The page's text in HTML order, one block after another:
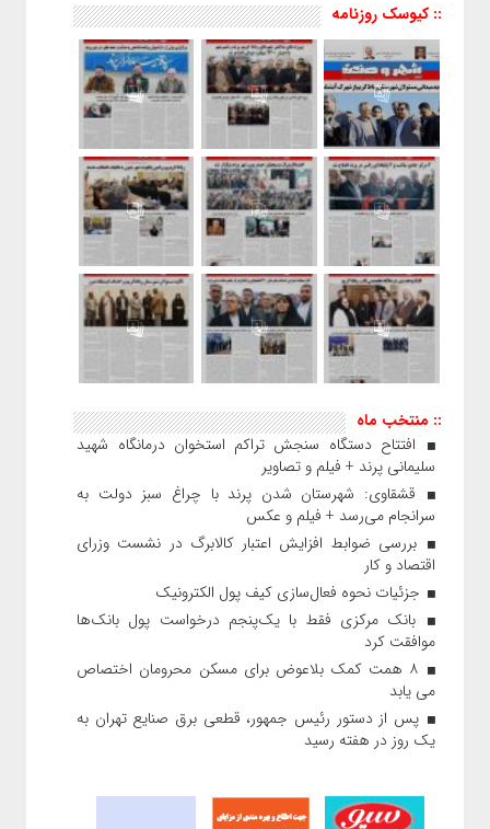
:: کیوسک روزنامه
:: منتخب ماه
افتتاح دستگاه سنجش تراکم استخوان درمانگاه شهید
سلیمانی پرند + فیلم و تصاویر
قشقاوی: شهرستان شدن پرند با چراغ سبز دولت به
سرانجام می‌رسد + فیلم و عکس
بررسی ضوابط افزایش اعتبار کالابرگ در نشست وزرای
اقتصاد و کار
جزئیات نحوه فعال‌سازی کیف پول الکترونیک
بانک مرکزی فقط با یک‌‎پنجم درخواست پول بانک‌ها
موافقت کرد
۸ همت کمک بلاعوض برای مسکن محرومان اختصاص
می یابد
پس از دستور رئیس‌ جمهور، قطعی برق صنایع تهران به
یک روز در هفته رسید